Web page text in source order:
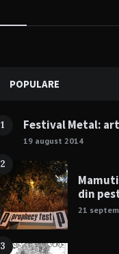
Widgets
POPULARE
1 Festival Metal:
19 august 2014
2
din
21
3